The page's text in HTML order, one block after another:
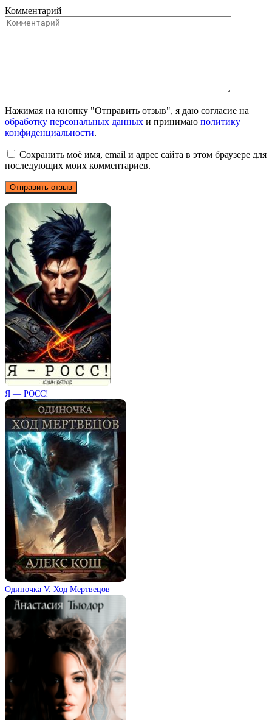
Комментарий
Нажимая на кнопку "Отправить отзыв", я даю согласие на
обработку персональных данных и принимаю политику
конфиденциальности.
Сохранить моё имя, email и адрес сайта в этом браузере для
последующих моих комментариев.
Я — РОСС!
Одиночка V. Ход Мертвецов